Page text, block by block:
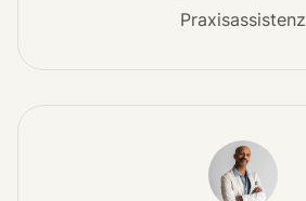
Praxisassistenz